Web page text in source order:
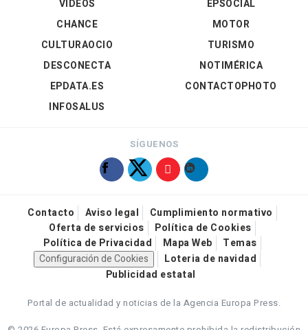
VÍDEOS
EPSOCIAL
CHANCE
CULTURAOCIO
DESCONECTA
EPDATA.ES
INFOSALUS
MOTOR
TURISMO
NOTIMÉRICA
CONTACTOPHOTO
SÍGUENOS
Contacto Aviso legal
Cumplimiento normativo
Oferta de servicios
Política de Cookies
Política de Privacidad
Mapa Web
Temas
Configuración de Cookies
Loteria de navidad
Publicidad estatal
Portal de actualidad y noticias de la Agencia Europa Press.